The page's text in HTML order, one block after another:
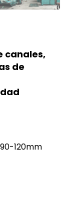
canales,
de
90-120mm